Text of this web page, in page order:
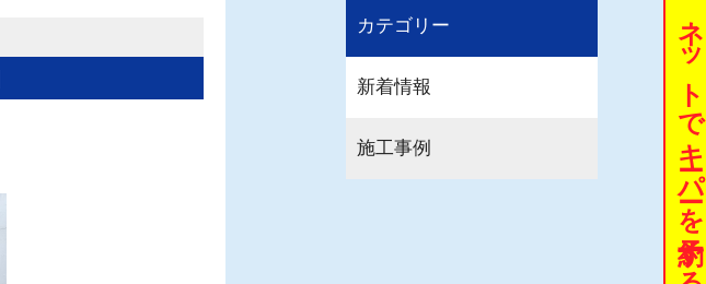
カテゴリー
新着情報
施工事例 ネットでキーパーを予約する